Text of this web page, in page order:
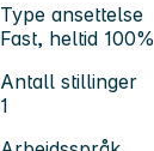
Type ansettelse
Fast, heltid 100%
Antall stillinger
1